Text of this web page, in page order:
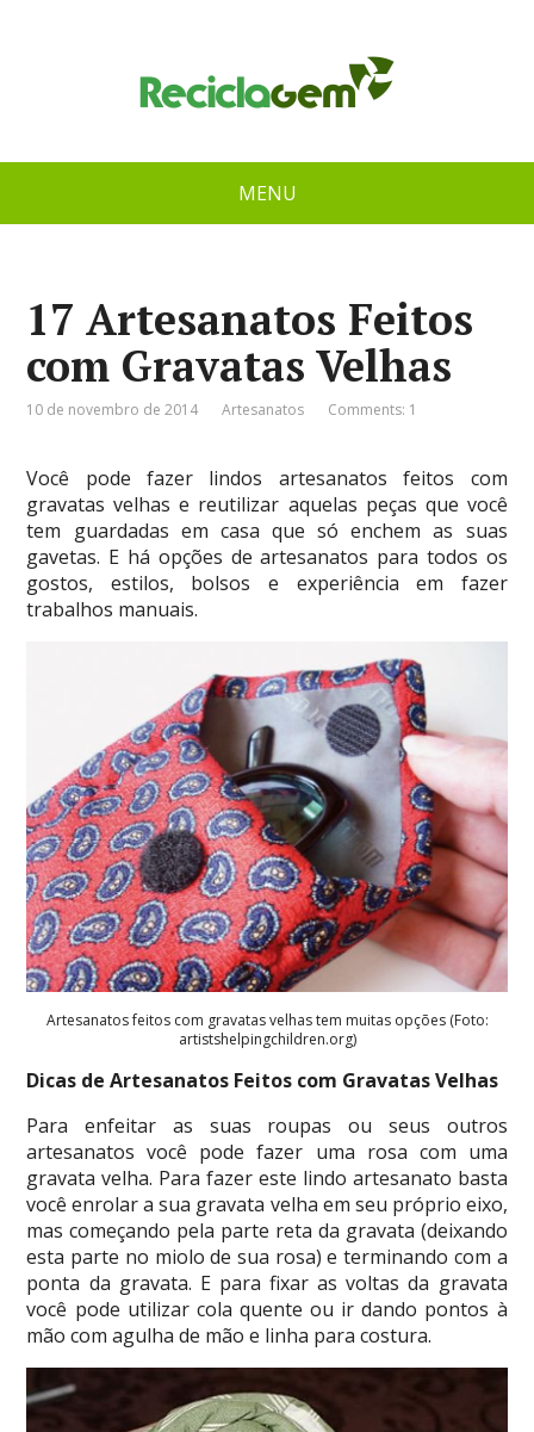
MENU
17 Artesanatos Feitos
com Gravatas Velhas
10 de novembro de 2014 Artesanatos Comments: 1
Você pode fazer lindos artesanatos feitos com
gravatas velhas e reutilizar aquelas peças que você
tem guardadas em casa que só enchem as suas
gavetas. E há opções de artesanatos para todos os
gostos, estilos, bolsos e experiência em fazer
trabalhos manuais.
Artesanatos feitos com gravatas velhas tem muitas opções (Foto:
artistshelpingchildren.org)
Dicas de Artesanatos Feitos com Gravatas Velhas
Para enfeitar as suas roupas ou seus outros
artesanatos você pode fazer uma rosa com uma
gravata velha. Para fazer este lindo artesanato basta
você enrolar a sua gravata velha em seu próprio eixo,
mas começando pela parte reta da gravata (deixando
esta parte no miolo de sua rosa) e terminando com a
ponta da gravata. E para fixar as voltas da gravata
você pode utilizar cola quente ou ir dando pontos à
mão com agulha de mão e linha para costura.